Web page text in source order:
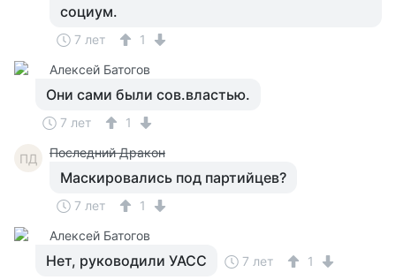
социум.
7 лет
1
Алексей Батогов
Они сами были сов.властью.
7 лет 1
ПД Последний Дракон
Маскировались под партийцев?
7 лет
1
Алексей Батогов
Нет, руководили УАСС 7 лет 1